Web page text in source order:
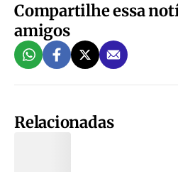
Compartilhe essa
amigos
Relacionadas